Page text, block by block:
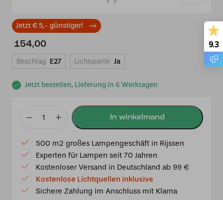
Jetzt € 5,- günstiger!
Jetzt bestellen, Lieferung in 6 Werktagen
154,00
Beschlag E27 Lichtquelle Ja
Tiffany
mit
Lovely
Flower
Red
Menge
500 m2 großes Lampengeschäft in Rijssen
Experten für Lampen seit 70 Jahren
Kostenloser Versand in Deutschland ab 99 €
Kostenlose Lichtquellen inklusive
Sichere Zahlung im Anschluss mit Klarna
9.3